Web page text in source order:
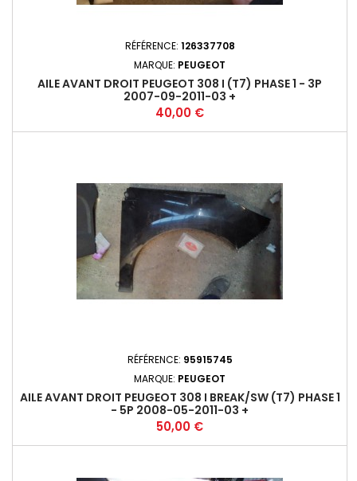
RÉFÉRENCE: 126337708
MARQUE: PEUGEOT
AILE AVANT DROIT PEUGEOT 308 I (T7) PHASE 1 - 3P
2007-09-2011-03 +
Prix
40,00 €
RÉFÉRENCE: 95915745
MARQUE: PEUGEOT
AILE AVANT DROIT PEUGEOT 308 I BREAK/SW (T7) PHASE 1
- 5P 2008-05-2011-03 +
Prix
50,00 €